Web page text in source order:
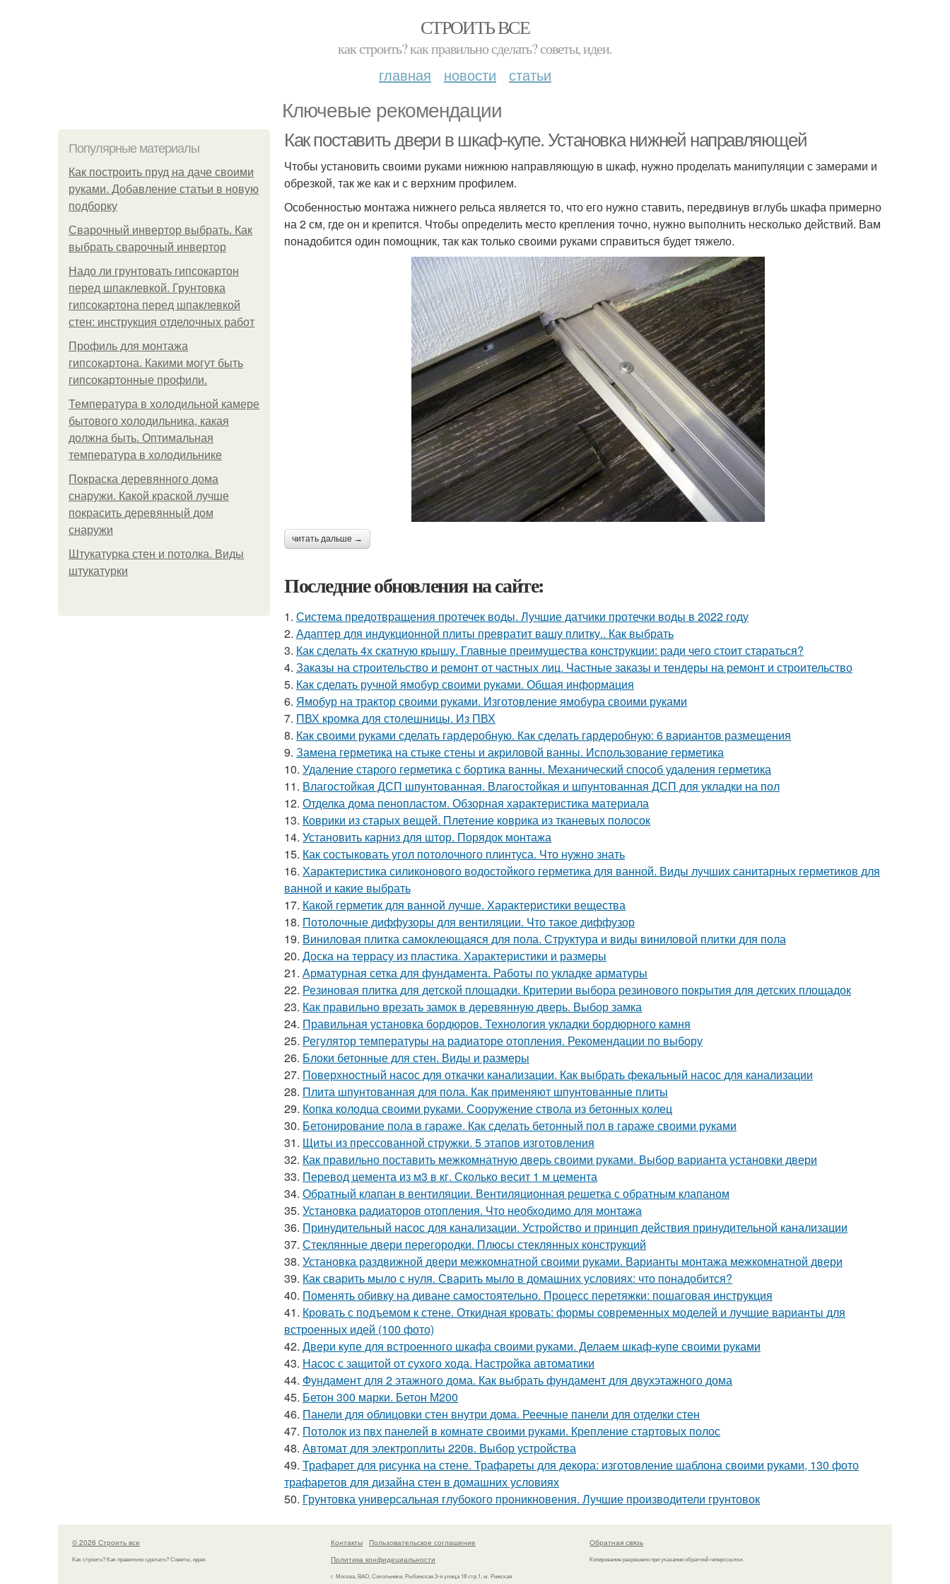
СТРОИТЬ ВСЕ
как строить? как правильно сделать? советы, идеи.
главная новости статьи
Ключевые рекомендации
Популярные материалы
Как построить пруд на даче своими
руками. Добавление статьи в новую
подборку
Сварочный инвертор выбрать. Как
выбрать сварочный инвертор
Надо ли грунтовать гипсокартон
перед шпаклевкой. Грунтовка
гипсокартона перед шпаклевкой
стен: инструкция отделочных работ
Профиль для монтажа
гипсокартона. Какими могут быть
гипсокартонные профили.
Температура в холодильной камере
бытового холодильника, какая
должна быть. Оптимальная
температура в холодильнике
Покраска деревянного дома
снаружи. Какой краской лучше
покрасить деревянный дом
снаружи
Штукатурка стен и потолка. Виды
штукатурки
Как поставить двери в шкаф-купе. Установка нижней направляющей
Чтобы установить своими руками нижнюю направляющую в шкаф, нужно проделать манипуляции с замерами и
обрезкой, так же как и с верхним профилем.
Особенностью монтажа нижнего рельса является то, что его нужно ставить, передвинув вглубь шкафа примерно
на 2 см, где он и крепится. Чтобы определить место крепления точно, нужно выполнить несколько действий. Вам
понадобится один помощник, так как только своими руками справиться будет тяжело.
читать дальше →
Последние обновления на сайте:
1. Система предотвращения протечек воды. Лучшие датчики протечки воды в 2022 году
2. Адаптер для индукционной плиты превратит вашу плитку.. Как выбрать
3. Как сделать 4х скатную крышу. Главные преимущества конструкции: ради чего стоит стараться?
4. Заказы на строительство и ремонт от частных лиц. Частные заказы и тендеры на ремонт и строительство
5. Как сделать ручной ямобур своими руками. Общая информация
6. Ямобур на трактор своими руками. Изготовление ямобура своими руками
7. ПВХ кромка для столешницы. Из ПВХ
8. Как своими руками сделать гардеробную. Как сделать гардеробную: 6 вариантов размещения
9. Замена герметика на стыке стены и акриловой ванны. Использование герметика
10. Удаление старого герметика с бортика ванны. Механический способ удаления герметика
11. Влагостойкая ДСП шпунтованная. Влагостойкая и шпунтованная ДСП для укладки на пол
12. Отделка дома пенопластом. Обзорная характеристика материала
13. Коврики из старых вещей. Плетение коврика из тканевых полосок
14. Установить карниз для штор. Порядок монтажа
15. Как состыковать угол потолочного плинтуса. Что нужно знать
16. Характеристика силиконового водостойкого герметика для ванной. Виды лучших санитарных герметиков для
ванной и какие выбрать
17. Какой герметик для ванной лучше. Характеристики вещества
18. Потолочные диффузоры для вентиляции. Что такое диффузор
19. Виниловая плитка самоклеющаяся для пола. Структура и виды виниловой плитки для пола
20. Доска на террасу из пластика. Характеристики и размеры
21. Арматурная сетка для фундамента. Работы по укладке арматуры
22. Резиновая плитка для детской площадки. Критерии выбора резинового покрытия для детских площадок
23. Как правильно врезать замок в деревянную дверь. Выбор замка
24. Правильная установка бордюров. Технология укладки бордюрного камня
25. Регулятор температуры на радиаторе отопления. Рекомендации по выбору
26. Блоки бетонные для стен. Виды и размеры
27. Поверхностный насос для откачки канализации. Как выбрать фекальный насос для канализации
28. Плита шпунтованная для пола. Как применяют шпунтованные плиты
29. Копка колодца своими руками. Сооружение ствола из бетонных колец
30. Бетонирование пола в гараже. Как сделать бетонный пол в гараже своими руками
31. Щиты из прессованной стружки. 5 этапов изготовления
32. Как правильно поставить межкомнатную дверь своими руками. Выбор варианта установки двери
33. Перевод цемента из м3 в кг. Сколько весит 1 м цемента
34. Обратный клапан в вентиляции. Вентиляционная решетка с обратным клапаном
35. Установка радиаторов отопления. Что необходимо для монтажа
36. Принудительный насос для канализации. Устройство и принцип действия принудительной канализации
37. Стеклянные двери перегородки. Плюсы стеклянных конструкций
38. Установка раздвижной двери межкомнатной своими руками. Варианты монтажа межкомнатной двери
39. Как сварить мыло с нуля. Сварить мыло в домашних условиях: что понадобится?
40. Поменять обивку на диване самостоятельно. Процесс перетяжки: пошаговая инструкция
41. Кровать с подъемом к стене. Откидная кровать: формы современных моделей и лучшие варианты для
встроенных идей (100 фото)
42. Двери купе для встроенного шкафа своими руками. Делаем шкаф-купе своими руками
43. Насос с защитой от сухого хода. Настройка автоматики
44. Фундамент для 2 этажного дома. Как выбрать фундамент для двухэтажного дома
45. Бетон 300 марки. Бетон М200
46. Панели для облицовки стен внутри дома. Реечные панели для отделки стен
47. Потолок из пвх панелей в комнате своими руками. Крепление стартовых полос
48. Автомат для электроплиты 220в. Выбор устройства
49. Трафарет для рисунка на стене. Трафареты для декора: изготовление шаблона своими руками, 130 фото
трафаретов для дизайна стен в домашних условиях
50. Грунтовка универсальная глубокого проникновения. Лучшие производители грунтовок
© 2026 Строить все
Как строить? Как правильно сделать? Советы, идеи.
Контакты
Пользовательское соглашение
Политика конфидециальности
г. Москва, ВАО, Сокольники, Рыбинская 3-я улица 18 стр.1, м. Рижская
Обратная связь
Копирование разрешено при указании обратной гиперссылки.